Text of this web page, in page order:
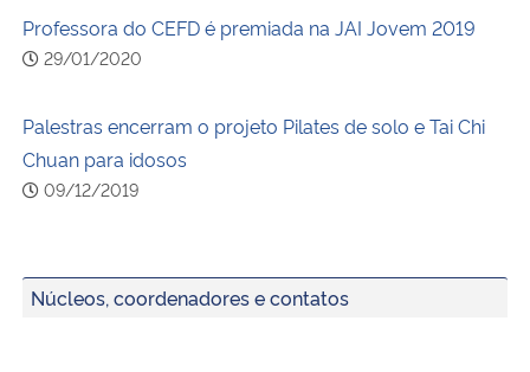
Ministério do Desenvolvimento Regional
Controladoria-Geral da União
Ministério da Mulher, da Família e dos Direitos Humanos
Secretaria de Governo
Professora do CEFD é premiada na JAI Jovem 2019
29/01/2020
Palestras encerram o projeto Pilates de solo e Tai Chi
Chuan para idosos
09/12/2019
Núcleos, coordenadores e contatos